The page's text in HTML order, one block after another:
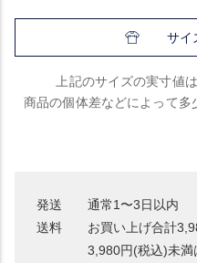
サイ
上記のサイズの実寸値
商品の個体差などによって多
発送
通常1〜3日以内
送料
お買い上げ合計
3,980円(税込)未